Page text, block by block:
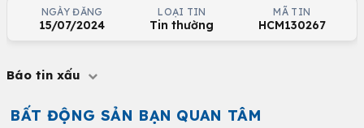
NGÀY ĐĂNG
15/07/2024
LOẠI TIN
Tin thường
MÃ TIN
HCM130267
Báo tin xấu
BẤT ĐỘNG SẢN BẠN QUAN TÂM